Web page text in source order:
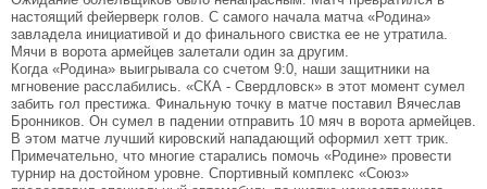
настоящий фейерверк голов. С самого начала матча «Родина»
завладела инициативой и до финального свистка ее не утратила.
Мячи в ворота армейцев залетали один за другим.
Когда «Родина» выигрывала со счетом 9:0, наши защитники на
мгновение расслабились. «СКА - Свердловск» в этот момент сумел
забить гол престижа. Финальную точку в матче поставил Вячеслав
Бронников. Он сумел в падении отправить 10 мяч в ворота армейцев.
В этом матче лучший кировский нападающий оформил хетт трик.
Примечательно, что многие старались помочь «Родине» провести
турнир на достойном уровне. Спортивный комплекс «Союз»